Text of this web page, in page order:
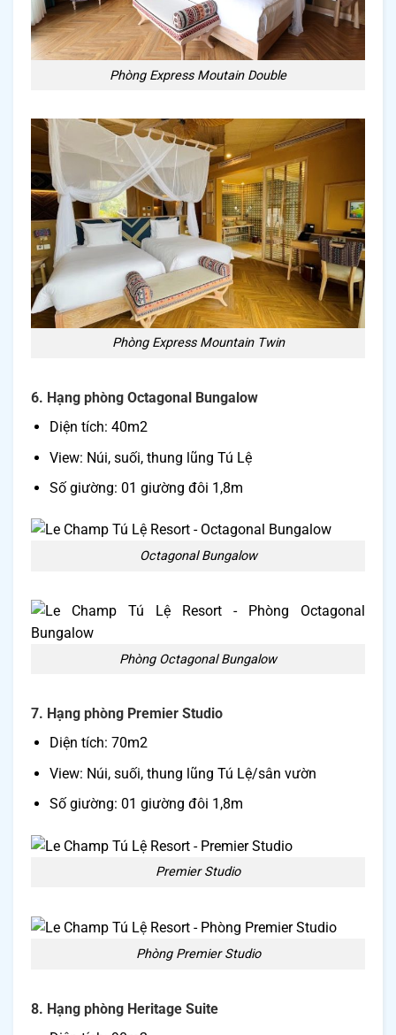
Phòng Express Moutain Double
Phòng Express Mountain Twin
6. Hạng phòng Octagonal Bungalow
Diện tích: 40m2
View: Núi, suối, thung lũng Tú Lệ
Số giường: 01 giường đôi 1,8m
Octagonal Bungalow
Phòng Octagonal Bungalow
7. Hạng phòng Premier Studio
Diện tích: 70m2
View: Núi, suối, thung lũng Tú Lệ/sân vườn
Số giường: 01 giường đôi 1,8m
Premier Studio
Phòng Premier Studio
8. Hạng phòng Heritage Suite